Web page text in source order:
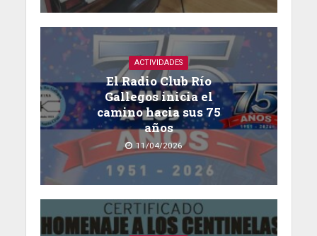
ACTIVIDADES
El Radio Club Río
Gallegos inicia el
camino hacia sus 75
años
11/04/2026